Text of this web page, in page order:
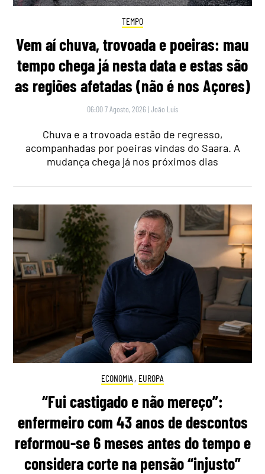
TEMPO
Vem aí chuva, trovoada e poeiras: mau
tempo chega já nesta data e estas são
as regiões afetadas (não é nos Açores)
06:00 7 Agosto, 2026 |João Luís
Chuva e a trovoada estão de regresso,
acompanhadas por poeiras vindas do Saara. A
mudança chega já nos próximos dias
ECONOMIA , EUROPA
“Fui castigado e não mereço”:
enfermeiro com 43 anos de descontos
reformou-se 6 meses antes do tempo e
considera corte na pensão “injusto”